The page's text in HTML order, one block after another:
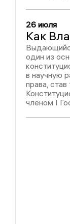
26 июля
один из
в научную
права,
членом I